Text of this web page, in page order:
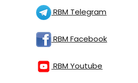
RBM Telegram
RBM Facebook
RBM Youtube